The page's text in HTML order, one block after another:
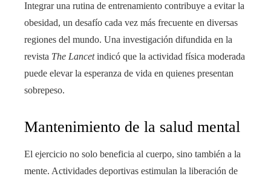
Integrar una rutina de entrenamiento contribuye a evitar la
obesidad, un desafío cada vez más frecuente en diversas
regiones del mundo. Una investigación difundida en la
revista The Lancetindicó que la actividad física moderada
puede elevar la esperanza de vida en quienes presentan
sobrepeso.
Mantenimiento de la salud mental
El ejercicio no solo beneficia al cuerpo, sino también a la
mente. Actividades deportivas estimulan la liberación de